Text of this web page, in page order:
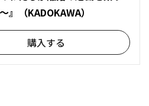
』（KADOKAWA）
購入する